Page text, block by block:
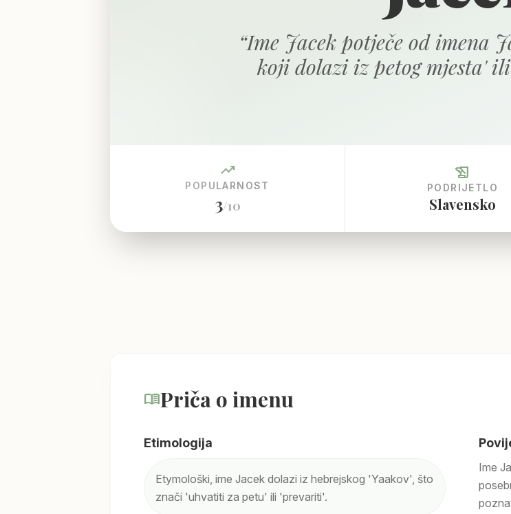
“Ime Jacek potječe od imena
koji dolazi iz petog mjesta'
trending_up
POPULARNOST
3/10
history_edu
PODRIJETLO
Slavensko
menu_bookPriča o imenu
Etimologija
Etymološki, ime Jacek dolazi iz hebrejskog 'Yaakov', što
znači 'uhvatiti za petu' ili 'prevariti'.
Ime